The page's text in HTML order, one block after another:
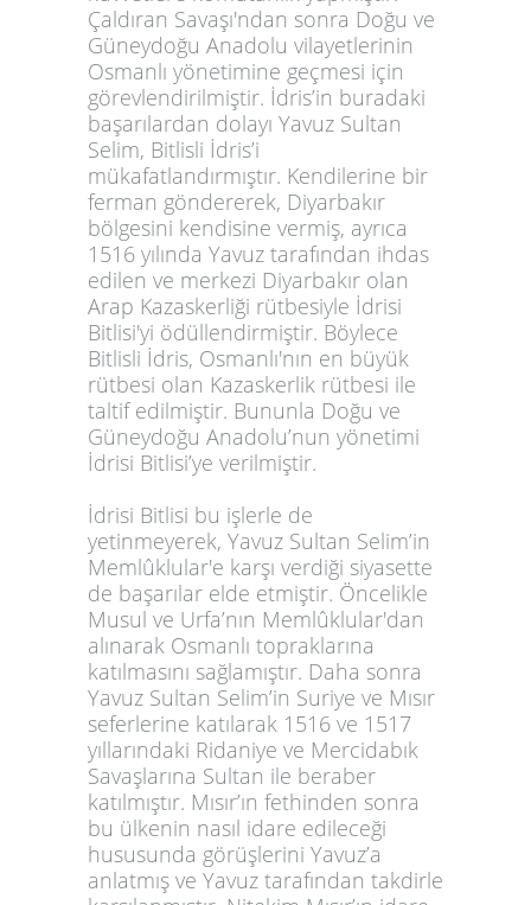
Çaldıran Savaşı'ndan sonra Doğu ve
Güneydoğu Anadolu vilayetlerinin
Osmanlı yönetimine geçmesi için
görevlendirilmiştir. İdris’in buradaki
başarılardan dolayı Yavuz Sultan
Selim, Bitlisli İdris’i
mükafatlandırmıştır. Kendilerine bir
ferman göndererek, Diyarbakır
bölgesini kendisine vermiş, ayrıca
1516 yılında Yavuz tarafından ihdas
edilen ve merkezi Diyarbakır olan
Arap Kazaskerliği rütbesiyle İdrisi
Bitlisi'yi ödüllendirmiştir. Böylece
Bitlisli İdris, Osmanlı'nın en büyük
rütbesi olan Kazaskerlik rütbesi ile
taltif edilmiştir. Bununla Doğu ve
Güneydoğu Anadolu’nun yönetimi
İdrisi Bitlisi’ye verilmiştir.
İdrisi Bitlisi bu işlerle de
yetinmeyerek, Yavuz Sultan Selim’in
Memlûklular'e karşı verdiği siyasette
de başarılar elde etmiştir. Öncelikle
Musul ve Urfa’nın Memlûklular'dan
alınarak Osmanlı topraklarına
katılmasını sağlamıştır. Daha sonra
Yavuz Sultan Selim’in Suriye ve Mısır
seferlerine katılarak 1516 ve 1517
yıllarındaki Ridaniye ve Mercidabık
Savaşlarına Sultan ile beraber
katılmıştır. Mısır’ın fethinden sonra
bu ülkenin nasıl idare edileceği
hususunda görüşlerini Yavuz’a
anlatmış ve Yavuz tarafından takdirle